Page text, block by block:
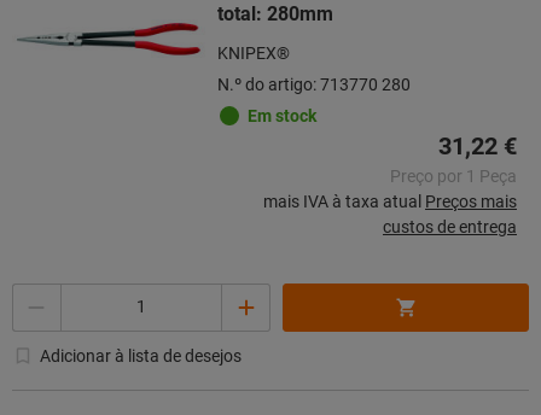
total: 280mm
KNIPEX®
N.º do artigo: 713770 280
Em stock
31,22 €
Preço por 1 Peça
mais IVA à taxa atual Preços mais
custos de entrega
Adicionar à lista de desejos